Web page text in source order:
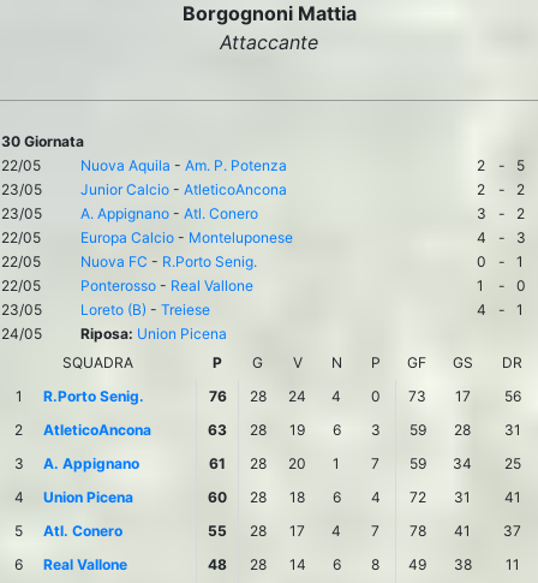
Borgognoni Mattia
Attaccante
30 Giornata
22/05
Nuova Aquila - Am. P. Potenza 2 -
5
23/05
Junior Calcio - AtleticoAncona 2 -
2
23/05
A. Appignano - Atl. Conero 3 -
2
22/05
Europa Calcio - Monteluponese 4 -
3
22/05
Nuova FC - R.Porto Senig. 0 -
1
22/05
Ponterosso - Real Vallone 1 -
0
23/05
Loreto (B) - Treiese 4 -
1
24/05
Riposa: Union Picena
SQUADRA
P G V N P GF GS
DR
1
R.Porto Senig. 76 28 24 4 0 73 17
56
2
AtleticoAncona 63 28 19 6 3 59 28
31
3
A. Appignano 61 28 20 1 7 59 34
25
4
Union Picena 60 28 18 6 4 72 31
41
5
Atl. Conero 55 28 17 4 7 78 41
37
6
Real Vallone 48 28 14 6 8 49 38
11